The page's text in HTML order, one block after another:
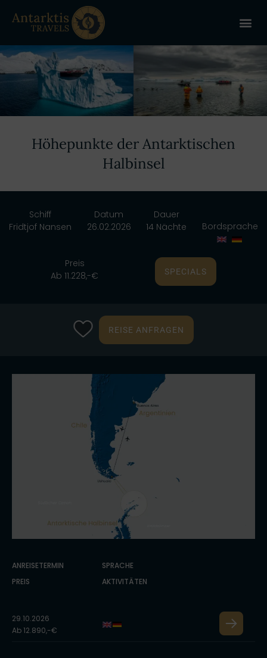
Höhepunkte der Antarktischen
Halbinsel
Schiff
Fridtjof Nansen
Datum
26.02.2026
Dauer
14 Nächte
Bordsprache
Preis
Ab 11.228,-€
SPECIALS
REISE ANFRAGEN
ANREISETERMIN
PREIS
SPRACHE
AKTIVITÄTEN
29.10.2026
Ab 12.890,-€